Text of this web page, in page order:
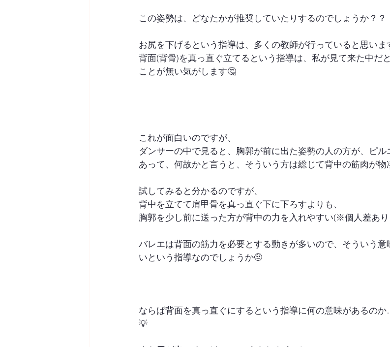
この姿勢は、どなたかが推奨していたりするのでしょうか？？
お尻を下げるという指導は、多くの教師が行っていると思いま
背面(背骨)を真っ直ぐ立てるという指導は、私が見て来た中だ
ことが無い気がします🤔
これが面白いのですが、
ダンサーの中で見ると、胸郭が前に出た姿勢の人の方が、ピ
あって、何故かと言うと、そういう方は総じて背中の筋肉が
試してみると分かるのですが、
背中を立てて肩甲骨を真っ直ぐ下に下ろすよりも、
胸郭を少し前に送った方が背中の力を入れやすい(※個人差あ
バレエは背面の筋力を必要とする動きが多いので、そういう
いという指導なのでしょうか🤨
ならば背面を真っ直ぐにするという指導に何の意味があるの
💡